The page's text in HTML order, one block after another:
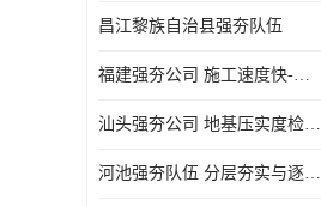
昌江黎族自治县强夯队伍
福建强夯公司 施工速度快-施耐用性强
汕头强夯公司 地基压实度检测方法与标准
河池强夯队伍 分层夯实与逐层检测技术